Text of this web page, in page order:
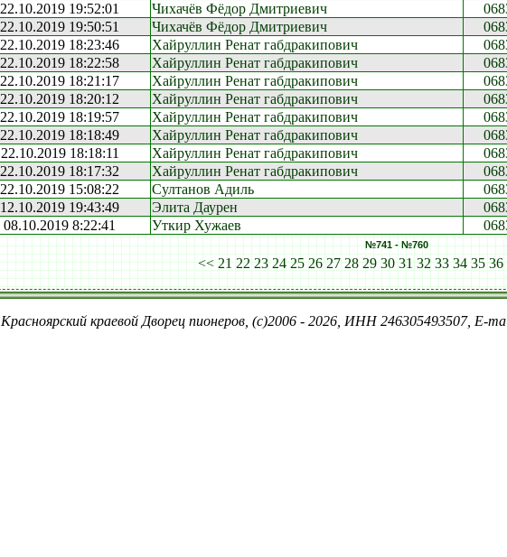
22.10.2019 19:52:01 Чихачёв Фёдор Дмитриевич
22.10.2019 19:50:51 Чихачёв Фёдор Дмитриевич
22.10.2019 18:23:46 Хайруллин Ренат габдракипович
22.10.2019 18:22:58 Хайруллин Ренат габдракипович
22.10.2019 18:21:17 Хайруллин Ренат габдракипович
22.10.2019 18:20:12 Хайруллин Ренат габдракипович
22.10.2019 18:19:57 Хайруллин Ренат габдракипович
22.10.2019 18:18:49 Хайруллин Ренат габдракипович
22.10.2019 18:18:11 Хайруллин Ренат габдракипович
22.10.2019 18:17:32 Хайруллин Ренат габдракипович
22.10.2019 15:08:22 Султанов Адиль
12.10.2019 19:43:49 Элита Даурен
08.10.2019 8:22:41 Уткир Хужаев
№741 - №760
<< 21 22 23 24 25 26 27 28 29 30 31 32 33 34 35 36
Красноярский краевой Дворец пионеров, (c)2006 - 2026, ИНН 246305493507, E-